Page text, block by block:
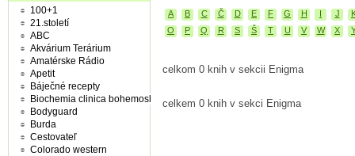
A B C Č D E F G H J
O
P Q R S Š T U V W X
celkom 0 knih v sekcii Enigma
celkem 0 knih v sekci Enigma
100+1
21.století
ABC
Akvárium Terárium
Amatérske Rádio
Apetit
Báječné recepty
Biochemia clinica bohemoslovaca
Bodyguard
Burda
Cestovateľ
Colorado western